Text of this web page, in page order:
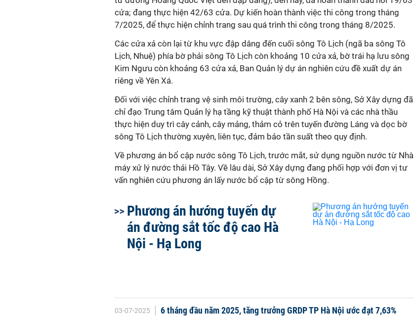
cửa; đang thực hiện 42/63 cửa. Dự kiến hoàn thành việc thi công trong tháng
7/2025, để thực hiện chỉnh trang sau quá trình thi công trong tháng 8/2025.
Các cửa xả còn lại từ khu vực đập dâng đến cuối sông Tô Lịch (ngã ba sông Tô
Lịch, Nhuệ) phía bờ phải sông Tô Lịch còn khoảng 10 cửa xả, bờ trái hạ lưu sông
Kim Ngưu còn khoảng 63 cửa xả, Ban Quản lý dự án nghiên cứu đề xuất dự án
riêng về Yên Xá.
Đối với việc chỉnh trang vệ sinh môi trường, cây xanh 2 bên sông, Sở Xây dựng đã
chỉ đạo Trung tâm Quản lý hạ tầng kỹ thuật thành phố Hà Nội và các nhà thầu
thực hiện duy trì cây cảnh, cây mảng, thảm cỏ trên tuyến đường Láng và dọc bờ
sông Tô Lịch thường xuyên, liên tục, đảm bảo tần suất theo quy định.
Về phương án bổ cập nước sông Tô Lịch, trước mắt, sử dụng nguồn nước từ Nhà
máy xử lý nước thải Hồ Tây. Về lâu dài, Sở Xây dựng đang phối hợp với đơn vị tư
vấn nghiên cứu phương án lấy nước bổ cập từ sông Hồng.
Phương án hướng tuyến dự
án đường sắt tốc độ cao Hà
Nội - Hạ Long
03-07-2025 6 tháng đầu năm 2025, tăng trưởng GRDP TP Hà Nội ước đạt 7,63%